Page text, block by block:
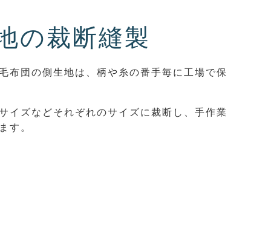
の裁断縫製
布団の側生地は、柄や糸の番手毎に工場で保
イズなどそれぞれのサイズに裁断し、手作業
す。